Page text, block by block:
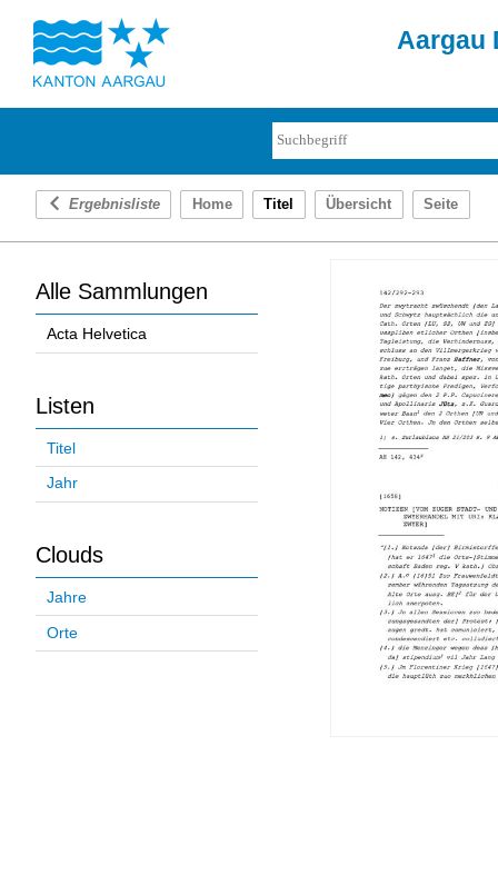
Aargau
Ergebnisliste Home Titel Übersicht Seite
Alle Sammlungen
Acta Helvetica
Listen
Titel
Jahr
Clouds
Jahre
Orte